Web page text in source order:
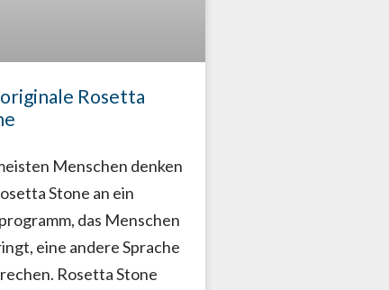
originale Rosetta
Menschen denken
Stone an ein
das Menschen
eine andere Sprache
Rosetta Stone